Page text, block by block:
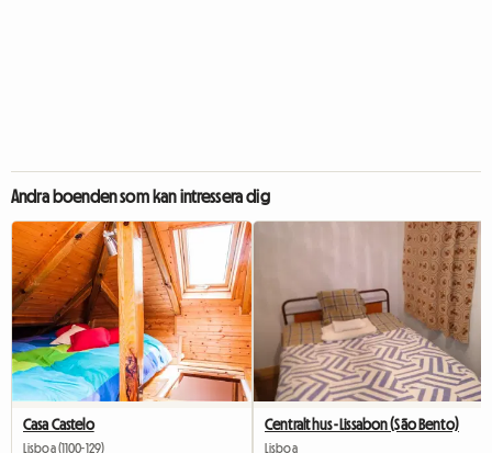
Andra boenden som kan intressera dig
Casa Castelo
Lisboa (1100-129)
Centralt hus - Lissabon (São Bento)
Lisboa